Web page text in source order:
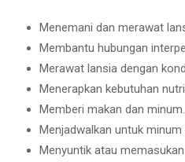
Menemani dan merawat
Membantu hubungan
Merawat lansia dengan
Menerapkan kebutuhan
Memberi makan dan minum.
Menjadwalkan untuk
Menyuntik atau